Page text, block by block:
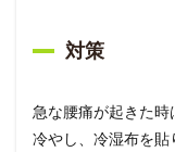
対策
急な腰痛が起きた
冷やし、冷湿布を